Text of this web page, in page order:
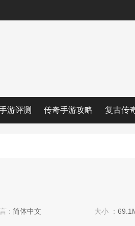
游评测 传奇手游攻略 复古传
: 简体中文 大小 ：